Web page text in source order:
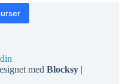
med Blocksy |